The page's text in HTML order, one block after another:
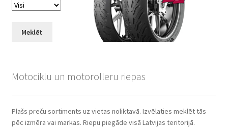
Meklēt
Motociklu un motorolleru riepas
Plašs preču sortiments uz vietas noliktavā. Izvēlaties meklēt tās
pēc izmēra vai markas. Riepu piegāde visā Latvijas teritorijā.